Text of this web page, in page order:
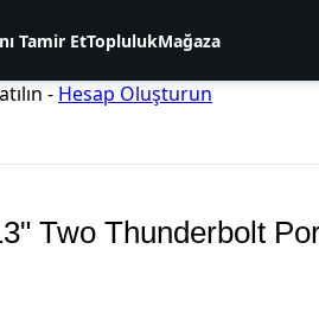
Tamir EtToplulukMağaza
- Hesap Oluşturun
Two Thunderbolt